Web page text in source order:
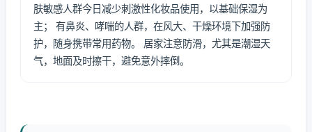
肤敏感人群今日减少刺激性化妆品使用，以基础保湿为
主； 有鼻炎、哮喘的人群，在风大、干燥环境下加强防
护，随身携带常用药物。 居家注意防滑，尤其是潮湿天
气，地面及时擦干，避免意外摔倒。